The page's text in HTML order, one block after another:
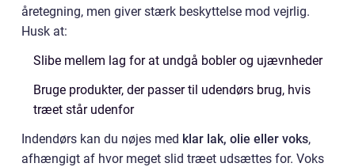
åretegning, men giver stærk beskyttelse mod vejrlig.
Husk at:
Slibe mellem lag for at undgå bobler og ujævnheder
Bruge produkter, der passer til udendørs brug, hvis
træet står udenfor
Indendørs kan du nøjes med klar lak, olie eller voks,
afhængigt af hvor meget slid træet udsættes for. Voks